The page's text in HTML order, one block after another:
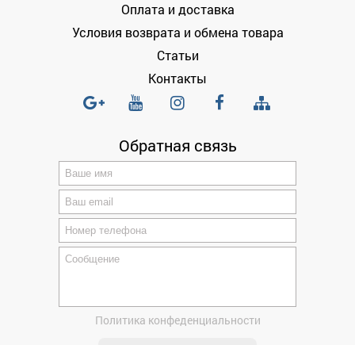
Оплата и доставка
Условия возврата и обмена товара
Статьи
Контакты
Обратная связь
Политика конфеденциальности